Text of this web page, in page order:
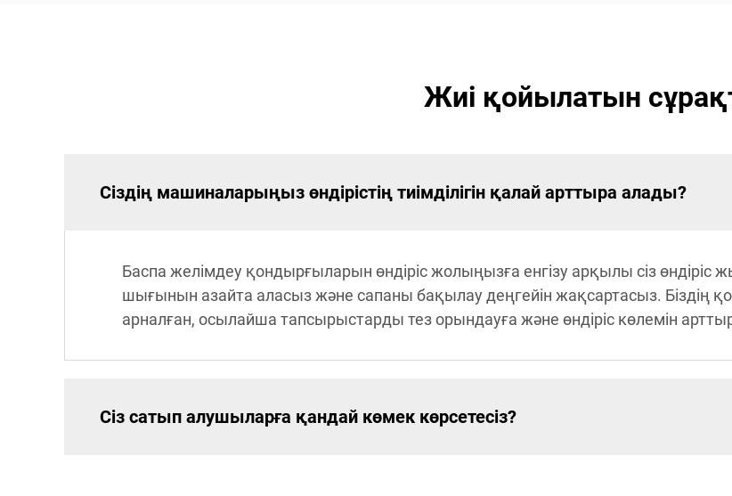
Жиі қойылатын
Сіздің машиналарыңыз өндірістің тиімділігін қалай арттыра алады?
Баспа желімдеу қондырғыларын өндіріс жолыңызға енгізу арқылы сіз
шығынын азайта аласыз және сапаны бақылау деңгейін жақсартасыз. Біздің
арналған, осылайша тапсырыстарды тез орындауға және өндіріс көлемін
Сіз сатып алушыларға қандай көмек көрсетесіз?